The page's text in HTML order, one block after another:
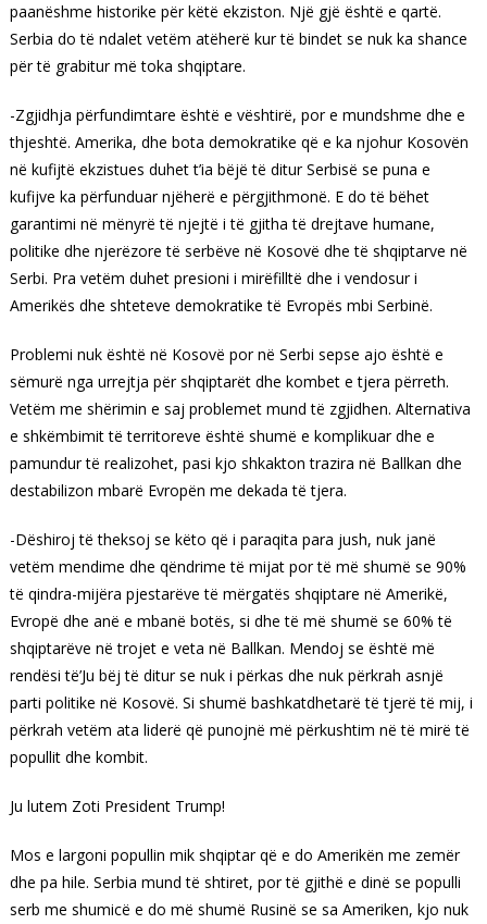
paanëshme historike për këtë ekziston. Një gjë është e qartë.
Serbia do të ndalet vetëm atëherë kur të bindet se nuk ka shance
për të grabitur më toka shqiptare.
-Zgjidhja përfundimtare është e vështirë, por e mundshme dhe e
thjeshtë. Amerika, dhe bota demokratike që e ka njohur Kosovën
në kufijtë ekzistues duhet t’ia bëjë të ditur Serbisë se puna e
kufijve ka përfunduar njëherë e përgjithmonë. E do të bëhet
garantimi në mënyrë të njejtë i të gjitha të drejtave humane,
politike dhe njerëzore të serbëve në Kosovë dhe të shqiptarve në
Serbi. Pra vetëm duhet presioni i mirëfilltë dhe i vendosur i
Amerikës dhe shteteve demokratike të Evropës mbi Serbinë.
Problemi nuk është në Kosovë por në Serbi sepse ajo është e
sëmurë nga urrejtja për shqiptarët dhe kombet e tjera përreth.
Vetëm me shërimin e saj problemet mund të zgjidhen. Alternativa
e shkëmbimit të territoreve është shumë e komplikuar dhe e
pamundur të realizohet, pasi kjo shkakton trazira në Ballkan dhe
destabilizon mbarë Evropën me dekada të tjera.
-Dëshiroj të theksoj se këto që i paraqita para jush, nuk janë
vetëm mendime dhe qëndrime të mijat por të më shumë se 90%
të qindra-mijëra pjestarëve të mërgatës shqiptare në Amerikë,
Evropë dhe anë e mbanë botës, si dhe të më shumë se 60% të
shqiptarëve në trojet e veta në Ballkan. Mendoj se është më
rendësi të’Ju bëj të ditur se nuk i përkas dhe nuk përkrah asnjë
parti politike në Kosovë. Si shumë bashkatdhetarë të tjerë të mij, i
përkrah vetëm ata liderë që punojnë më përkushtim në të mirë të
popullit dhe kombit.
Ju lutem Zoti President Trump!
Mos e largoni popullin mik shqiptar që e do Amerikën me zemër
dhe pa hile. Serbia mund të shtiret, por të gjithë e dinë se populli
serb me shumicë e do më shumë Rusinë se sa Ameriken, kjo nuk